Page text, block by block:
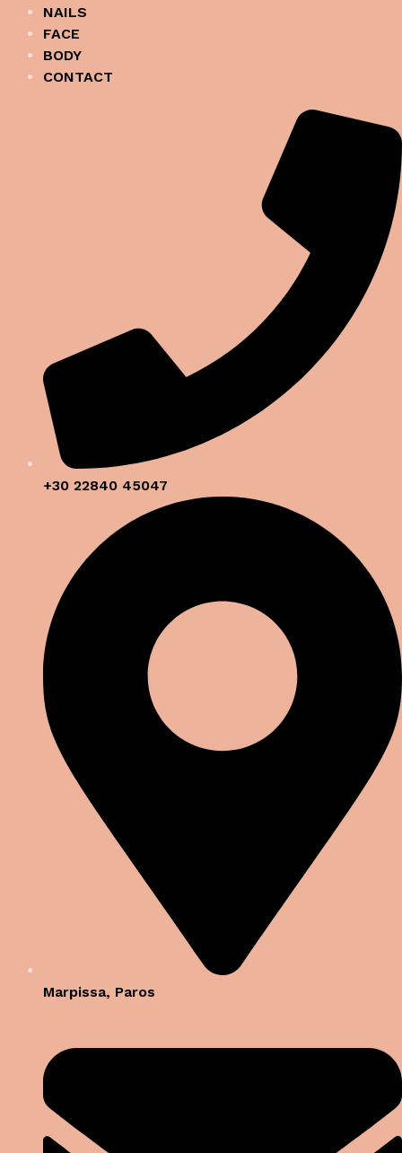
NAILS
FACE
BODY
CONTACT
+30 22840 45047
Marpissa, Paros